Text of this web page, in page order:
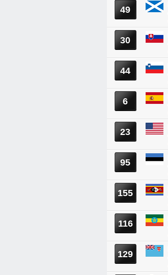
49
30
44
6
23
95
155
116
129